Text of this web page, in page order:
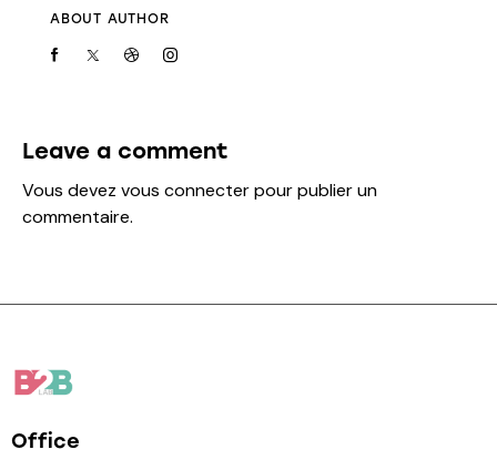
ABOUT AUTHOR
Leave a comment
Vous devez vous connecterpour publier un
commentaire.
Office